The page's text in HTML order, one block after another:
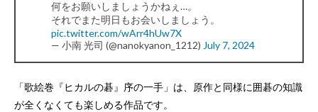
何をお願いしましょうかねぇ…。
それでまた明日もお会いしましょう。
pic.twitter.com/wArr4hUw7X
— 小南 光司 (@nanokyanon_1212) July 7, 2024
「歌絵巻『ヒカルの碁』序の一手」は、原作と同様に囲碁の知識
が全くなくても楽しめる作品です。